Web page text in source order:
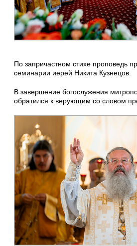
По запричастном стихе проповедь
семинарии иерей Никита Кузнецов.
В завершение богослужения
обратился к верующим со словом